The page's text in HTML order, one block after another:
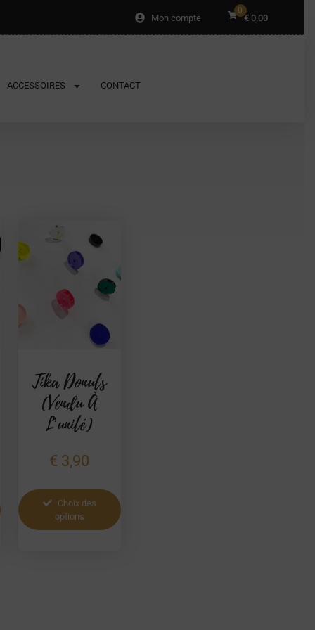
Mon compte
0
€0,00
ACCESSOIRES CONTACT
Tika Donuts
(vendu À
L’unité)
€ 3,90
Choix des
options